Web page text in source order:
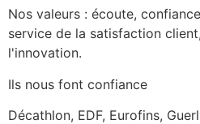
Nos valeurs : écoute,
service de la satisfaction
l'innovation.
Ils nous font confiance
Décathlon, EDF, Eurofins,